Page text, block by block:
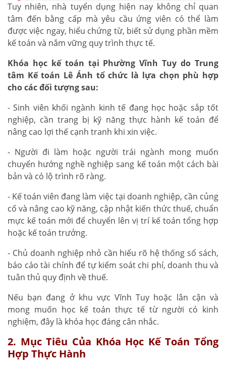
Tuy nhiên, nhà tuyển dụng hiện nay không chỉ quan
tâm đến bằng cấp mà yêu cầu ứng viên có thể làm
được việc ngay, hiểu chứng từ, biết sử dụng phần mềm
kế toán và nắm vững quy trình thực tế.
Khóa học kế toán tại Phường Vĩnh Tuy do Trung
tâm Kế toán Lê Ánh tổ chức là lựa chọn phù hợp
cho các đối tượng sau:
- Sinh viên khối ngành kinh tế đang học hoặc sắp tốt
nghiệp, cần trang bị kỹ năng thực hành kế toán để
nâng cao lợi thế cạnh tranh khi xin việc.
- Người đi làm hoặc người trái ngành mong muốn
chuyển hướng nghề nghiệp sang kế toán một cách bài
bản và có lộ trình rõ ràng.
- Kế toán viên đang làm việc tại doanh nghiệp, cần củng
cố và nâng cao kỹ năng, cập nhật kiến thức thuế, chuẩn
mực kế toán mới để chuyển lên vị trí kế toán tổng hợp
hoặc kế toán trưởng.
- Chủ doanh nghiệp nhỏ cần hiểu rõ hệ thống sổ sách,
báo cáo tài chính để tự kiểm soát chi phí, doanh thu và
tuân thủ quy định về thuế.
Nếu bạn đang ở khu vực Vĩnh Tuy hoặc lân cận và
mong muốn học kế toán thực tế từ người có kinh
nghiệm, đây là khóa học đáng cân nhắc.
2. Mục Tiêu Của Khóa Học Kế Toán Tổng
Hợp Thực Hành